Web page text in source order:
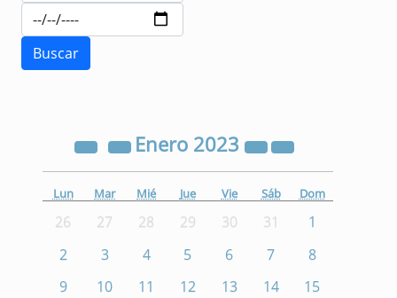
Enero 2023
Lun Mar Mié Jue Vie Sáb Dom
26 27 28 29 30 31
1
2
3 4 5 6 7
8
9
10 11 12 13 14
15